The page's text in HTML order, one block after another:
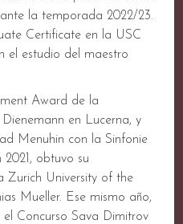
la temporada 2022/23.
Certificate en la USC
el estudio del maestro
Award de la
en Lucerna, y
Menuhin con la Sinfonie
obtuvo su
Zurich University of the
Mueller. Ese mismo año,
Concurso Sava Dimitrov